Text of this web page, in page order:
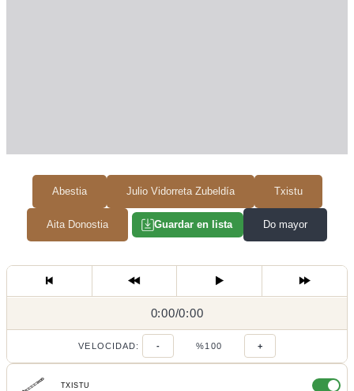
Abestia Julio Vidorreta Zubeldía Txistu
Aita Donostia Guardar en lista Do mayor
0:00/
0:00/0:00
VELOCIDAD: - %100 +
TXISTU